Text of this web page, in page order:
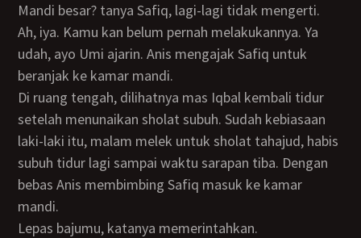
Mandi besar? tanya Safiq, lagi-lagi tidak mengerti.
Ah, iya. Kamu kan belum pernah melakukannya. Ya
udah, ayo Umi ajarin. Anis mengajak Safiq untuk
beranjak ke kamar mandi.
Di ruang tengah, dilihatnya mas Iqbal kembali tidur
setelah menunaikan sholat subuh. Sudah kebiasaan
laki-laki itu, malam melek untuk sholat tahajud, habis
subuh tidur lagi sampai waktu sarapan tiba. Dengan
bebas Anis membimbing Safiq masuk ke kamar
mandi.
Lepas bajumu, katanya memerintahkan.